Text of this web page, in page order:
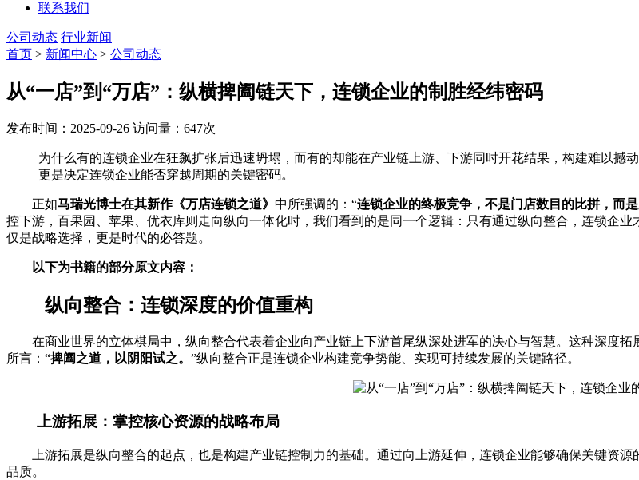
联系我们
公司动态 行业新闻
首页 > 新闻中心 > 公司动态
从“一店”到“万店”：纵横捭阖链天下，连锁企业的制胜经纬密码
发布时间：2025-09-26 访问量：647次
为什么有的连锁企业在狂飙扩张后迅速坍塌，而有的却能在产业链上游、下游同时开花结果，构建难以撼
更是决定连锁企业能否穿越周期的关键密码。
正如马瑞光博士在其新作《万店连锁之道》 中所强调的：“连锁企业的终极竞争，不是门店数目的比拼，而是
控下游，百果园、苹果、优衣库则走向纵向一体化时，我们看到的是同一个逻辑：只有通过纵向整合，连锁企
仅是战略选择，更是时代的必答题。
以下为书籍的部分原文内容：
纵向整合：连锁深度的价值重构
在商业世界的立体棋局中，纵向整合代表着企业向产业链上下游首尾纵深处进军的决心与智慧。这种深度拓
所言：“捭阖之道，以阴阳试之。 ”纵向整合正是连锁企业构建竞争势能、实现可持续发展的关键路径。
上游拓展：掌控核心资源的战略布局
上游拓展是纵向整合的起点，也是构建产业链控制力的基础。通过向上游延伸，连锁企业能够确保关键资源
品质。